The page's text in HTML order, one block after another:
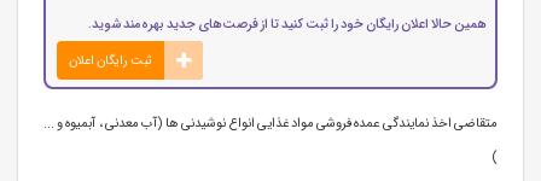
همین حالا اعلان رایگان خود را ثبت کنید تا از فرصت‌های جدید بهره‌مند شوید.
ثبت رایگان اعلان
متقاضی اخذ نمایندگی عمده فروشی مواد غذایی انواع نوشیدنی ها (آب معدنی ، آبمیوه و ...
)